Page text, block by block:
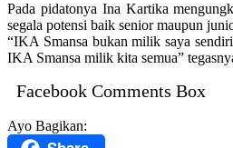
Pada pidatonya Ina Kartika
segala potensi baik senior maupun
“IKA Smansa bukan milik saya
IKA Smansa milik kita semua”
Facebook Comments Box
Ayo Bagikan: